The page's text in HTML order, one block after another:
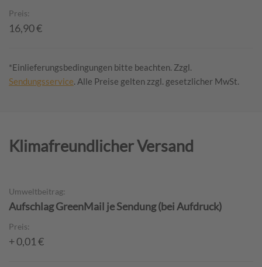
Preis:
16,90 €
*Einlieferungsbedingungen bitte beachten. Zzgl.
Sendungsservice. Alle Preise gelten zzgl. gesetzlicher MwSt.
Klimafreundlicher Versand
Umweltbeitrag:
Aufschlag GreenMail je Sendung (bei Aufdruck)
Preis:
+ 0,01 €